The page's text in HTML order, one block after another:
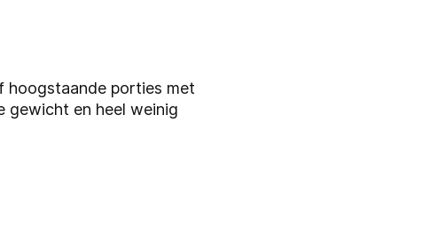
hoogstaande porties met
gewicht en heel weinig